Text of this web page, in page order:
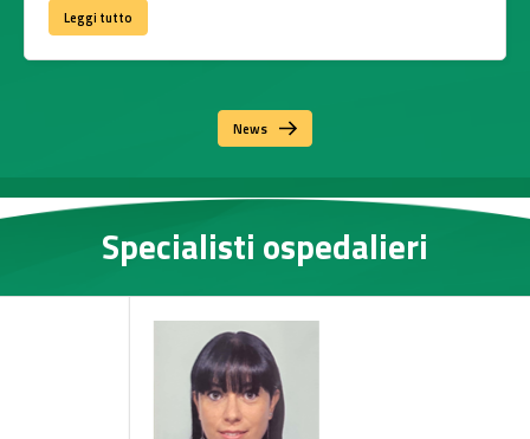
Leggi tutto
News
Specialisti ospedalieri